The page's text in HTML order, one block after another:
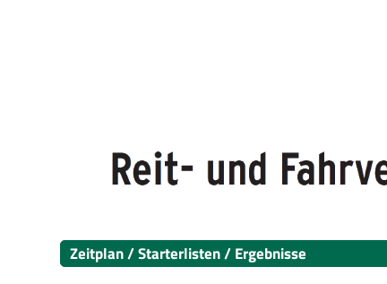
Zeitplan / Starterlisten / Ergebnisse